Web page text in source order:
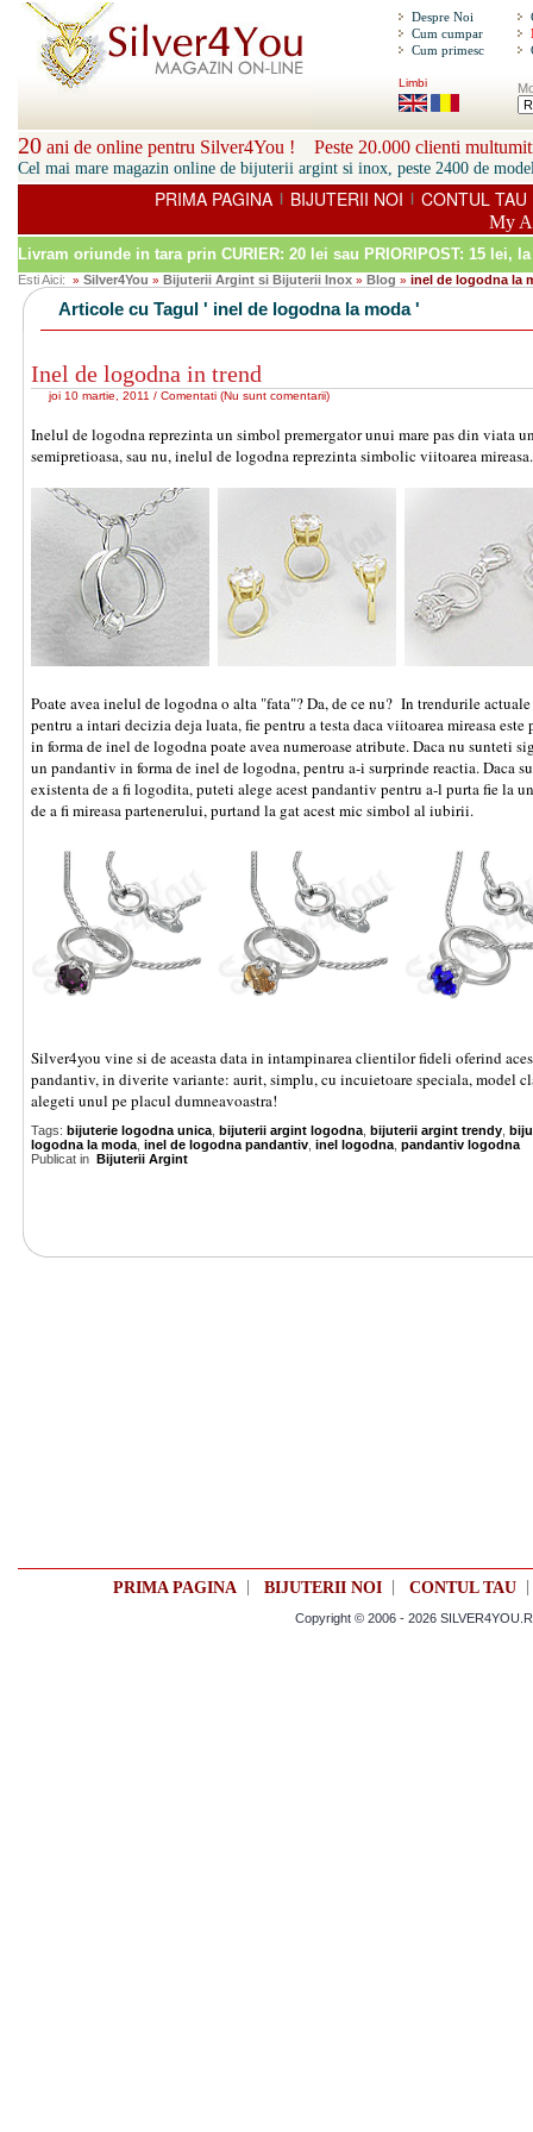
Despre Noi
Cum cumpar
Cum primesc
Limbi
20 ani de online pentru Silver4You ! Peste 20.000 clienti
Cel mai mare magazin online de bijuterii argint si inox, peste 2400 de
PRIMA PAGINA | BIJUTERII NOI | CONTUL TAU
My
Livram oriunde in tara prin CURIER: 20 lei sau PRIORIPOST: 15 lei,
Esti Aici: » Silver4You » Bijuterii Argint si Bijuterii Inox » Blog » inel de logodna la
Articole cu Tagul ' inel de logodna la moda '
Inel de logodna in trend
joi 10 martie, 2011 / Comentati (Nu sunt comentarii)
Inelul de logodna reprezinta un simbol premergator unui mare pas din viata
semipretioasa, sau nu, inelul de logodna reprezinta simbolic viitoarea mireasa.
Poate avea inelul de logodna o alta "fata"? Da, de ce nu? In trendurile
pentru a intari decizia deja luata, fie pentru a testa daca viitoarea mireasa
in forma de inel de logodna poate avea numeroase atribute. Daca nu sunteti
un pandantiv in forma de inel de logodna, pentru a-i surprinde reactia. Daca
existenta de a fi logodita, puteti alege acest pandantiv pentru a-l purta fie la
de a fi mireasa partenerului, purtand la gat acest mic simbol al iubirii.
Silver4you vine si de aceasta data in intampinarea clientilor fideli oferind
pandantiv, in diverite variante: aurit, simplu, cu incuietoare speciala, model
alegeti unul pe placul dumneavoastra!
Tags: bijuterie logodna unica bijuterii argint logodna bijuterii argint trendy
logodna la moda inel de logodna pandantiv inel logodna pandantiv logodna
Publicat in Bijuterii Argint
PRIMA PAGINA BIJUTERII NOI CONTUL TAU
Copyright © 2006 - 2026